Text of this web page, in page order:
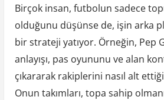
Birçok insan, futbolun sadece
olduğunu düşünse de, işin arka
bir strateji yatıyor. Örneğin, Pep
anlayışı, pas oyununu ve alan
çıkararak rakiplerini nasıl alt
Onun takımları, topa sahip